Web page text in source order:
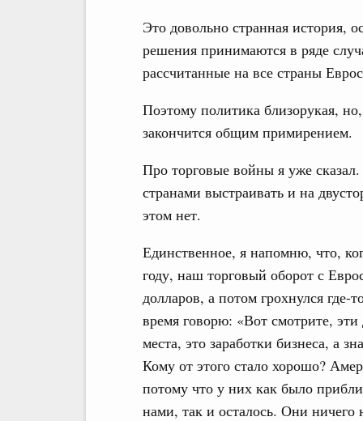
Это довольно странная история,
решения принимаются в ряде
рассчитанные на все страны
Поэтому политика близорукая,
закончится общим примирением.
Про торговые войны я уже
странами выстраивать и на
этом нет.
Единственное, я напомню, что,
году, наш торговый оборот с
долларов, а потом грохнулся
время говорю: «Вот смотрите,
места, это заработки бизнеса, а
Кому от этого стало хорошо?
потому что у них как было
нами, так и осталось. Они